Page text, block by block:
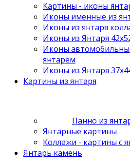
Картины - иконы
Иконы именные из
Иконы из янтаря
Иконы из Янтаря
Иконы
янтарем
Иконы из Янтаря
Картины из янтаря
Панно из
Янтарные картины
Коллажи - картины с
Янтарь камень